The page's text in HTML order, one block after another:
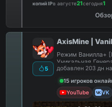
копий IPв августе21сегодня1
5
AxisMine |
Режим Ванилла+
Уникальная
добавлен 203 дн
15 игроков
YouTube
VK